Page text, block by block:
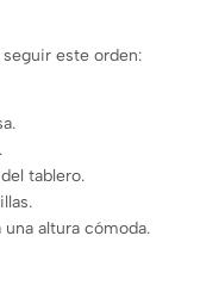
este orden:
tablero.
altura cómoda.